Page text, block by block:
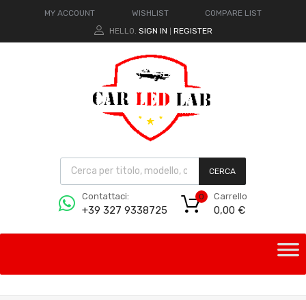
MY ACCOUNT WISHLIST
COMPARE LIST
HELLO. SIGN IN REGISTER
CERCA
Contattaci:
+39 327 9338725
Carrello
0,00 €
0